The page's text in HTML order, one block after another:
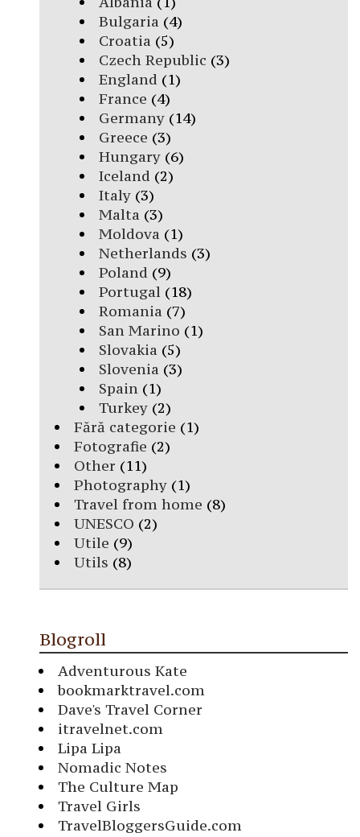
Bulgaria (4)
Croatia (5)
Czech Republic (3)
England (1)
France (4)
Germany(14)
Greece (3)
Hungary(6)
Iceland (2)
Italy(3)
Malta (3)
Moldova (1)
Netherlands (3)
Poland (9)
Portugal(18)
Romania (7)
San Marino (1)
Slovakia (5)
Slovenia (3)
Spain(1)
Turkey(2)
Fără categorie (1)
Fotografie (2)
Other (11)
Photography (1)
Travel from home (8)
UNESCO (2)
Utile (9)
Utils (8)
Blogroll
Adventurous Kate
bookmarktravel.com
Dave's Travel Corner
itravelnet.com
Lipa Lipa
Nomadic Notes
The Culture Map
Travel Girls
TravelBloggersGuide.com